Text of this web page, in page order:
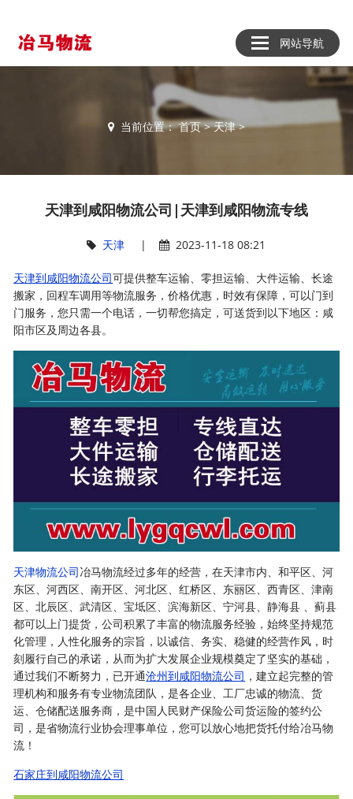
网站导航
当前位置：首页>天津>
天津到咸阳物流公司|天津到咸阳物流专线
天津 | 2023-11-18 08:21
天津到咸阳物流公司可提供整车运输、零担运输、大件运输、长途
搬家，回程车调用等物流服务，价格优惠，时效有保障，可以门到
门服务，您只需一个电话，一切帮您搞定，可送货到以下地区：咸
阳市区及周边各县。
天津物流公司冶马物流经过多年的经营，在天津市内、和平区、河
东区、河西区、南开区、河北区、红桥区、东丽区、西青区、津南
区、北辰区、武清区、宝坻区、滨海新区、宁河县、静海县 、蓟县
都可以上门提货，公司积累了丰富的物流服务经验，始终坚持规范
化管理，人性化服务的宗旨，以诚信、务实、稳健的经营作风，时
刻履行自己的承诺，从而为扩大发展企业规模奠定了坚实的基础，
通过我们不断努力，已开通沧州到咸阳物流公司 ，建立起完整的管
理机构和服务有专业物流团队，是各企业、工厂忠诚的物流、货
运、仓储配送服务商，是中国人民财产保险公司货运险的签约公
司，是省物流行业协会理事单位，您可以放心地把货托付给冶马物
流！
石家庄到咸阳物流公司